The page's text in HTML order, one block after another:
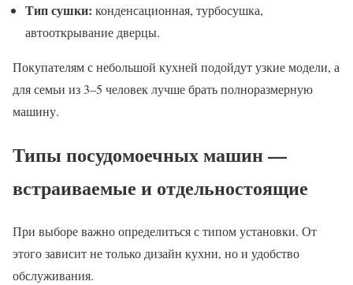
Тип сушки: конденсационная, турбосушка,
автооткрывание дверцы.
Покупателям с небольшой кухней подойдут узкие модели, а
для семьи из 3–5 человек лучше брать полноразмерную
машину.
Типы посудомоечных машин —
встраиваемые и отдельностоящие
При выборе важно определиться с типом установки. От
этого зависит не только дизайн кухни, но и удобство
обслуживания.